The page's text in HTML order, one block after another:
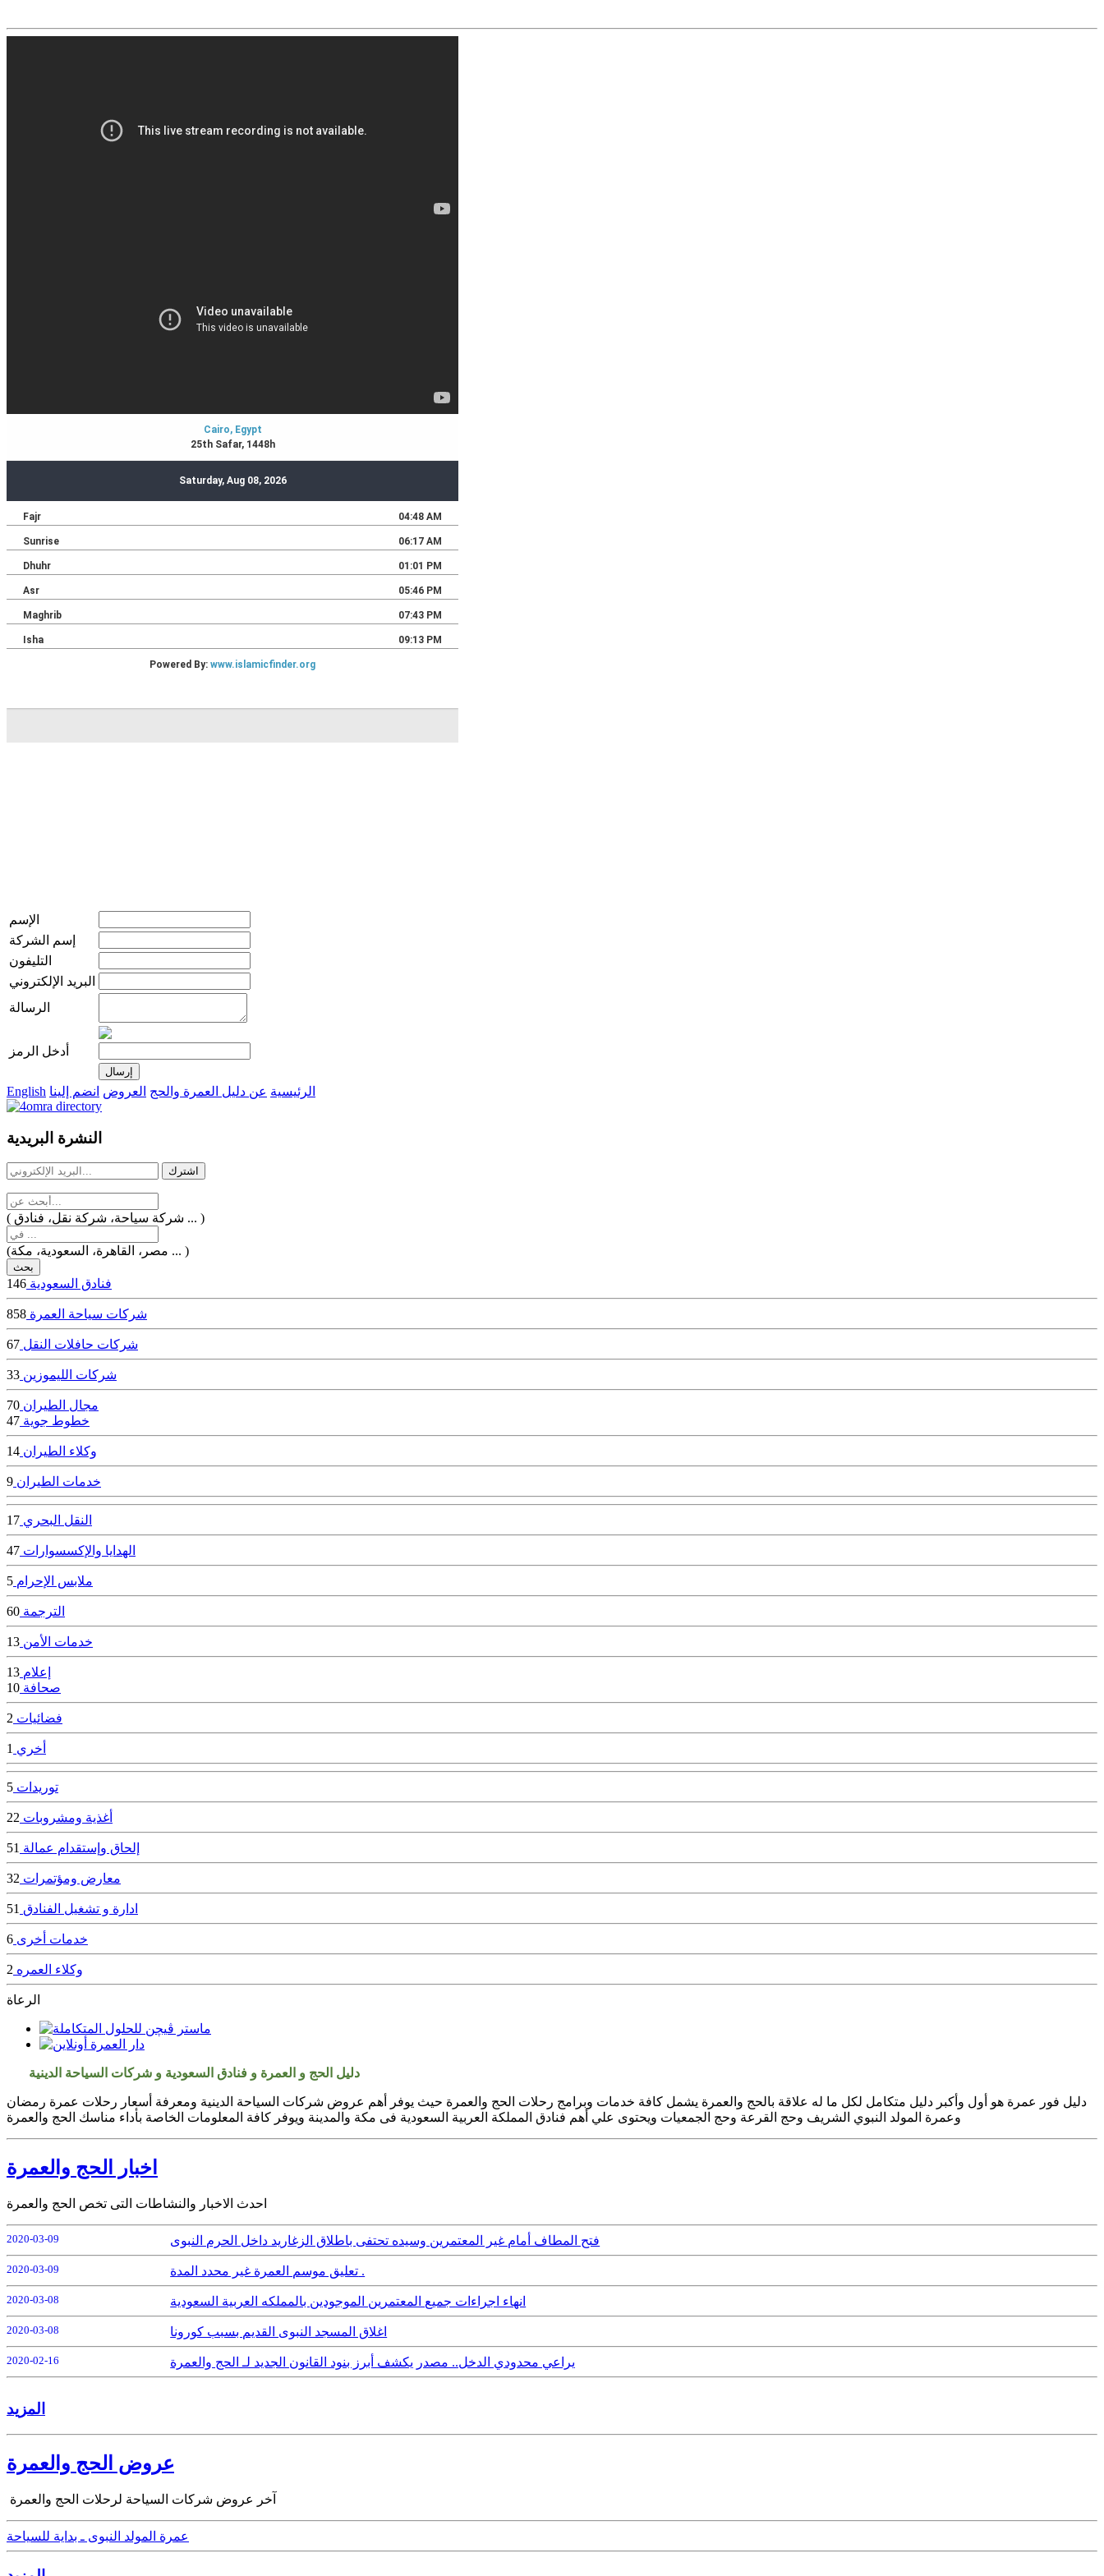
الإسم
إسم الشركة
التليفون
البريد الإلكتروني
الرسالة
أدخل الرمز
live
casinos
online
livedealercasino.online
English الرئيسية عن دليل العمرة والحج العروض انضم إلينا
النشرة البريدية
( شركة سياحة، شركة نقل، فنادق ... )
(مصر، القاهرة، السعودية، مكة ... )
فنادق السعودية 146
شركات سياحة العمرة 858
شركات حافلات النقل 67
شركات الليموزين 33
مجال الطيران 70
خطوط جوية 47
وكلاء الطيران 14
خدمات الطيران 9
النقل البحري 17
الهدايا والإكسسوارات 47
ملابس الإحرام 5
الترجمة 60
خدمات الأمن 13
إعلام 13
صحافة 10
فضائيات 2
أخري 1
توريدات 5
أغذية ومشروبات 22
إلحاق وإستقدام عمالة 51
معارض ومؤتمرات 32
ادارة و تشغيل الفنادق 51
خدمات أخرى 6
وكلاء العمره 2
الرعاة
دليل الحج و العمرة و فنادق السعودية و شركات السياحة الدينية
دليل فور عمرة هو أول وأكبر دليل متكامل لكل ما له علاقة بالحج والعمرة يشمل كافة خدمات وبرامج رحلات الحج والعمرة حيث يوفر أهم عروض شركات السياحة الدينية ومعرفة أسعار رحلات عمرة رمضان
وعمرة المولد النبوي الشريف وحج القرعة وحج الجمعيات ويحتوى علي أهم فنادق المملكة العربية السعودية فى مكة والمدينة ويوفر كافة المعلومات الخاصة بأداء مناسك الحج والعمرة
اخبار الحج والعمرة
احدث الاخبار والنشاطات التى تخص الحج والعمرة
فتح المطاف أمام غير المعتمرين وسيده تحتفى باطلاق الزغاريد داخل الحرم النبوى 2020-03-09
تعليق موسم العمرة غير محدد المدة . 2020-03-09
انهاء اجراءات جميع المعتمرين الموجودين بالمملكه العربية السعودية 2020-03-08
اغلاق المسجد النبوى القديم بسبب كورونا 2020-03-08
يراعي محدودي الدخل.. مصدر يكشف أبرز بنود القانون الجديد لـ الحج والعمرة 2020-02-16
المزيد
عروض الحج والعمرة
آخر عروض شركات السياحة لرحلات الحج والعمرة
عمرة المولد النبوى ـ بداية للسياحة